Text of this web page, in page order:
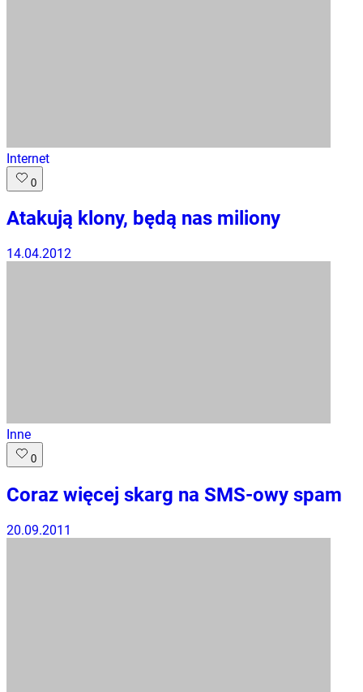
Internet
0
Atakują klony, będą nas miliony
14.04.2012
Inne
0
Coraz więcej skarg na SMS-owy spam
20.09.2011